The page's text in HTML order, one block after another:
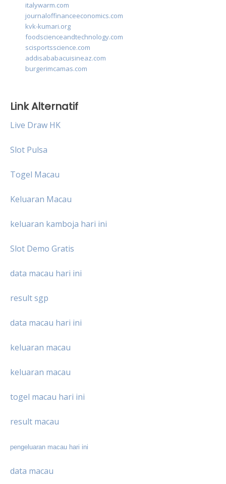
italywarm.com
journaloffinanceeconomics.com
kvk-kumari.org
foodscienceandtechnology.com
scisportsscience.com
addisababacuisineaz.com
burgerimcamas.com
Link Alternatif
Live Draw HK
Slot Pulsa
Togel Macau
Keluaran Macau
keluaran kamboja hari ini
Slot Demo Gratis
data macau hari ini
result sgp
data macau hari ini
keluaran macau
keluaran macau
togel macau hari ini
result macau
pengeluaran macau hari ini
data macau